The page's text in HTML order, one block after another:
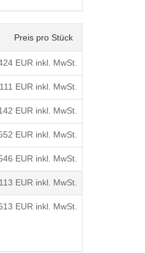
Preis pro Stück
EUR inkl. MwSt.
EUR inkl. MwSt.
EUR inkl. MwSt.
EUR inkl. MwSt.
EUR inkl. MwSt.
EUR inkl. MwSt.
EUR inkl. MwSt.